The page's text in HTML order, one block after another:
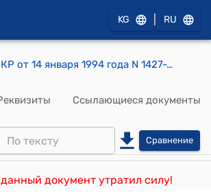
KG RU
Закон КР от 14 января 1994 года N 1427-XII "Об амнистии военнослужащих, уклонившихся от военной службы"
Ссылающиеся документы
Сравнение
документ утратил силу!